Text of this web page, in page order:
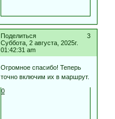
Поделиться
3
Суббота, 2 августа, 2025г.
01:42:31 am
Огромное спасибо! Теперь
точно включим их в маршрут.
0